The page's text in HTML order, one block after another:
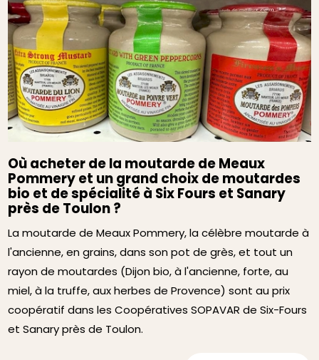
Où acheter de la moutarde de Meaux
Pommery et un grand choix de moutardes
bio et de spécialité à Six Fours et Sanary
près de Toulon ?
La moutarde de Meaux Pommery, la célèbre moutarde à
l'ancienne, en grains, dans son pot de grès, et tout un
rayon de moutardes (Dijon bio, à l'ancienne, forte, au
miel, à la truffe, aux herbes de Provence) sont au prix
coopératif dans les Coopératives SOPAVAR de Six-Fours
et Sanary près de Toulon.